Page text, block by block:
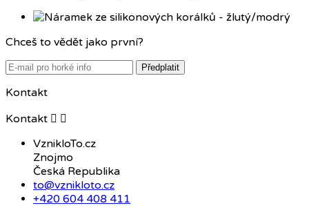
Chceš to vědět jako první?
Předplatit
Kontakt
Kontakt  
VznikloTo.cz
Znojmo
Česká Republika
to@vznikloto.cz
+420 604 408 411